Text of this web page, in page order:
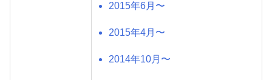
2015年6月〜
2015年4月〜
2014年10月〜